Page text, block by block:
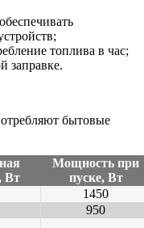
топлива в час;
заправке.
бытовые
Вт
Мощность при
пуске, Вт
1450
950